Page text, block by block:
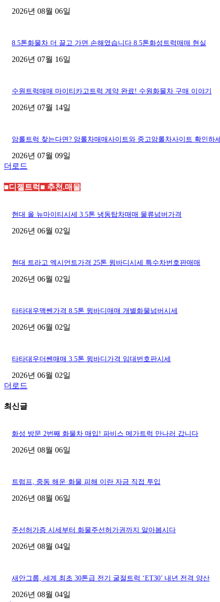
2026년 08월 06일
8.5톤화물차 더 끌고 가면 손해였습니다 8.5톤화성트럭매매 현실
2026년 07월 16일
수원트럭매매 마이티카고트럭 계약 완료! 수원화물차 구매 이야기
2026년 07월 14일
암롤트럭 찾는다면? 암롤차매매사이트와 중고암롤차사이트 확인하
2026년 07월 09일
더로드
■디젤트럭■ 추천.매물
현대 올 뉴마이티시세 3.5톤 냉동탑차매매 물류넘버가격
2026년 06월 02일
현대 트라고 엑시언트가격 25톤 윙바디시세 특수차번호판매매
2026년 06월 02일
타타대우맥쎈가격 8.5톤 윙바디매매 개별화물넘버시세
2026년 06월 02일
타타대우더쎈매매 3.5톤 윙바디가격 임대번호판시세
2026년 06월 02일
더로드
최신글
화성 방문 2번째 화물차 매입! 파비스 메가트럭 만나러 갑니다
2026년 08월 06일
트럼프, 중동 해운·화물 피해 이란 자금 직접 투입
2026년 08월 06일
주선허가증 시세부터 화물주선허가권까지 알아봅시다
2026년 08월 04일
새안그룹, 세계 최초 30톤급 전기 굴절트럭 ‘ET30’ 내년 전격 양산
2026년 08월 04일